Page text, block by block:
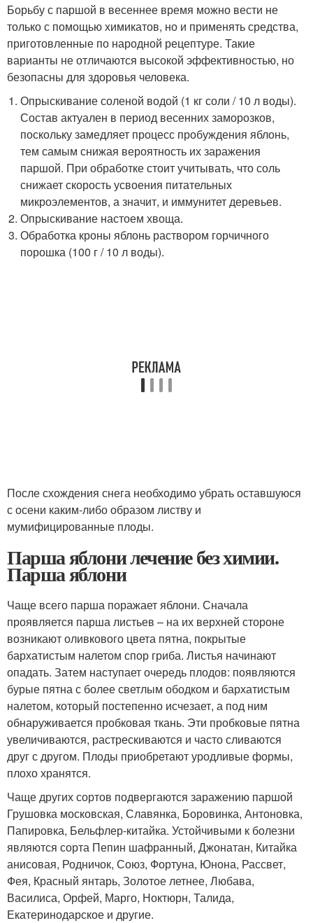
Борьбу с паршой в весеннее время можно вести не
только с помощью химикатов, но и применять средства,
приготовленные по народной рецептуре. Такие
варианты не отличаются высокой эффективностью, но
безопасны для здоровья человека.
Опрыскивание соленой водой (1 кг соли / 10 л воды).
Состав актуален в период весенних заморозков,
поскольку замедляет процесс пробуждения яблонь,
тем самым снижая вероятность их заражения
паршой. При обработке стоит учитывать, что соль
снижает скорость усвоения питательных
микроэлементов, а значит, и иммунитет деревьев.
Опрыскивание настоем хвоща.
Обработка кроны яблонь раствором горчичного
порошка (100 г / 10 л воды).
После схождения снега необходимо убрать оставшуюся
с осени каким-либо образом листву и
мумифицированные плоды.
Парша яблони лечение без химии.
Парша яблони
Чаще всего парша поражает яблони. Сначала
проявляется парша листьев – на их верхней стороне
возникают оливкового цвета пятна, покрытые
бархатистым налетом спор гриба. Листья начинают
опадать. Затем наступает очередь плодов: появляются
бурые пятна с более светлым ободком и бархатистым
налетом, который постепенно исчезает, а под ним
обнаруживается пробковая ткань. Эти пробковые пятна
увеличиваются, растрескиваются и часто сливаются
друг с другом. Плоды приобретают уродливые формы,
плохо хранятся.
Чаще других сортов подвергаются заражению паршой
Грушовка московская, Славянка, Боровинка, Антоновка,
Папировка, Бельфлер-китайка. Устойчивыми к болезни
являются сорта Пепин шафранный, Джонатан, Китайка
анисовая, Родничок, Союз, Фортуна, Юнона, Рассвет,
Фея, Красный янтарь, Золотое летнее, Любава,
Василиса, Орфей, Марго, Ноктюрн, Талида,
Екатеринодарское и другие.